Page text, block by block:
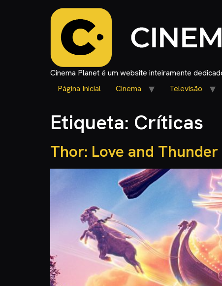
Cinema Planet é um website inteiramente
Página Inicial
Cinema Televisão
Etiqueta: Críticas
Thor: Love and Thunder